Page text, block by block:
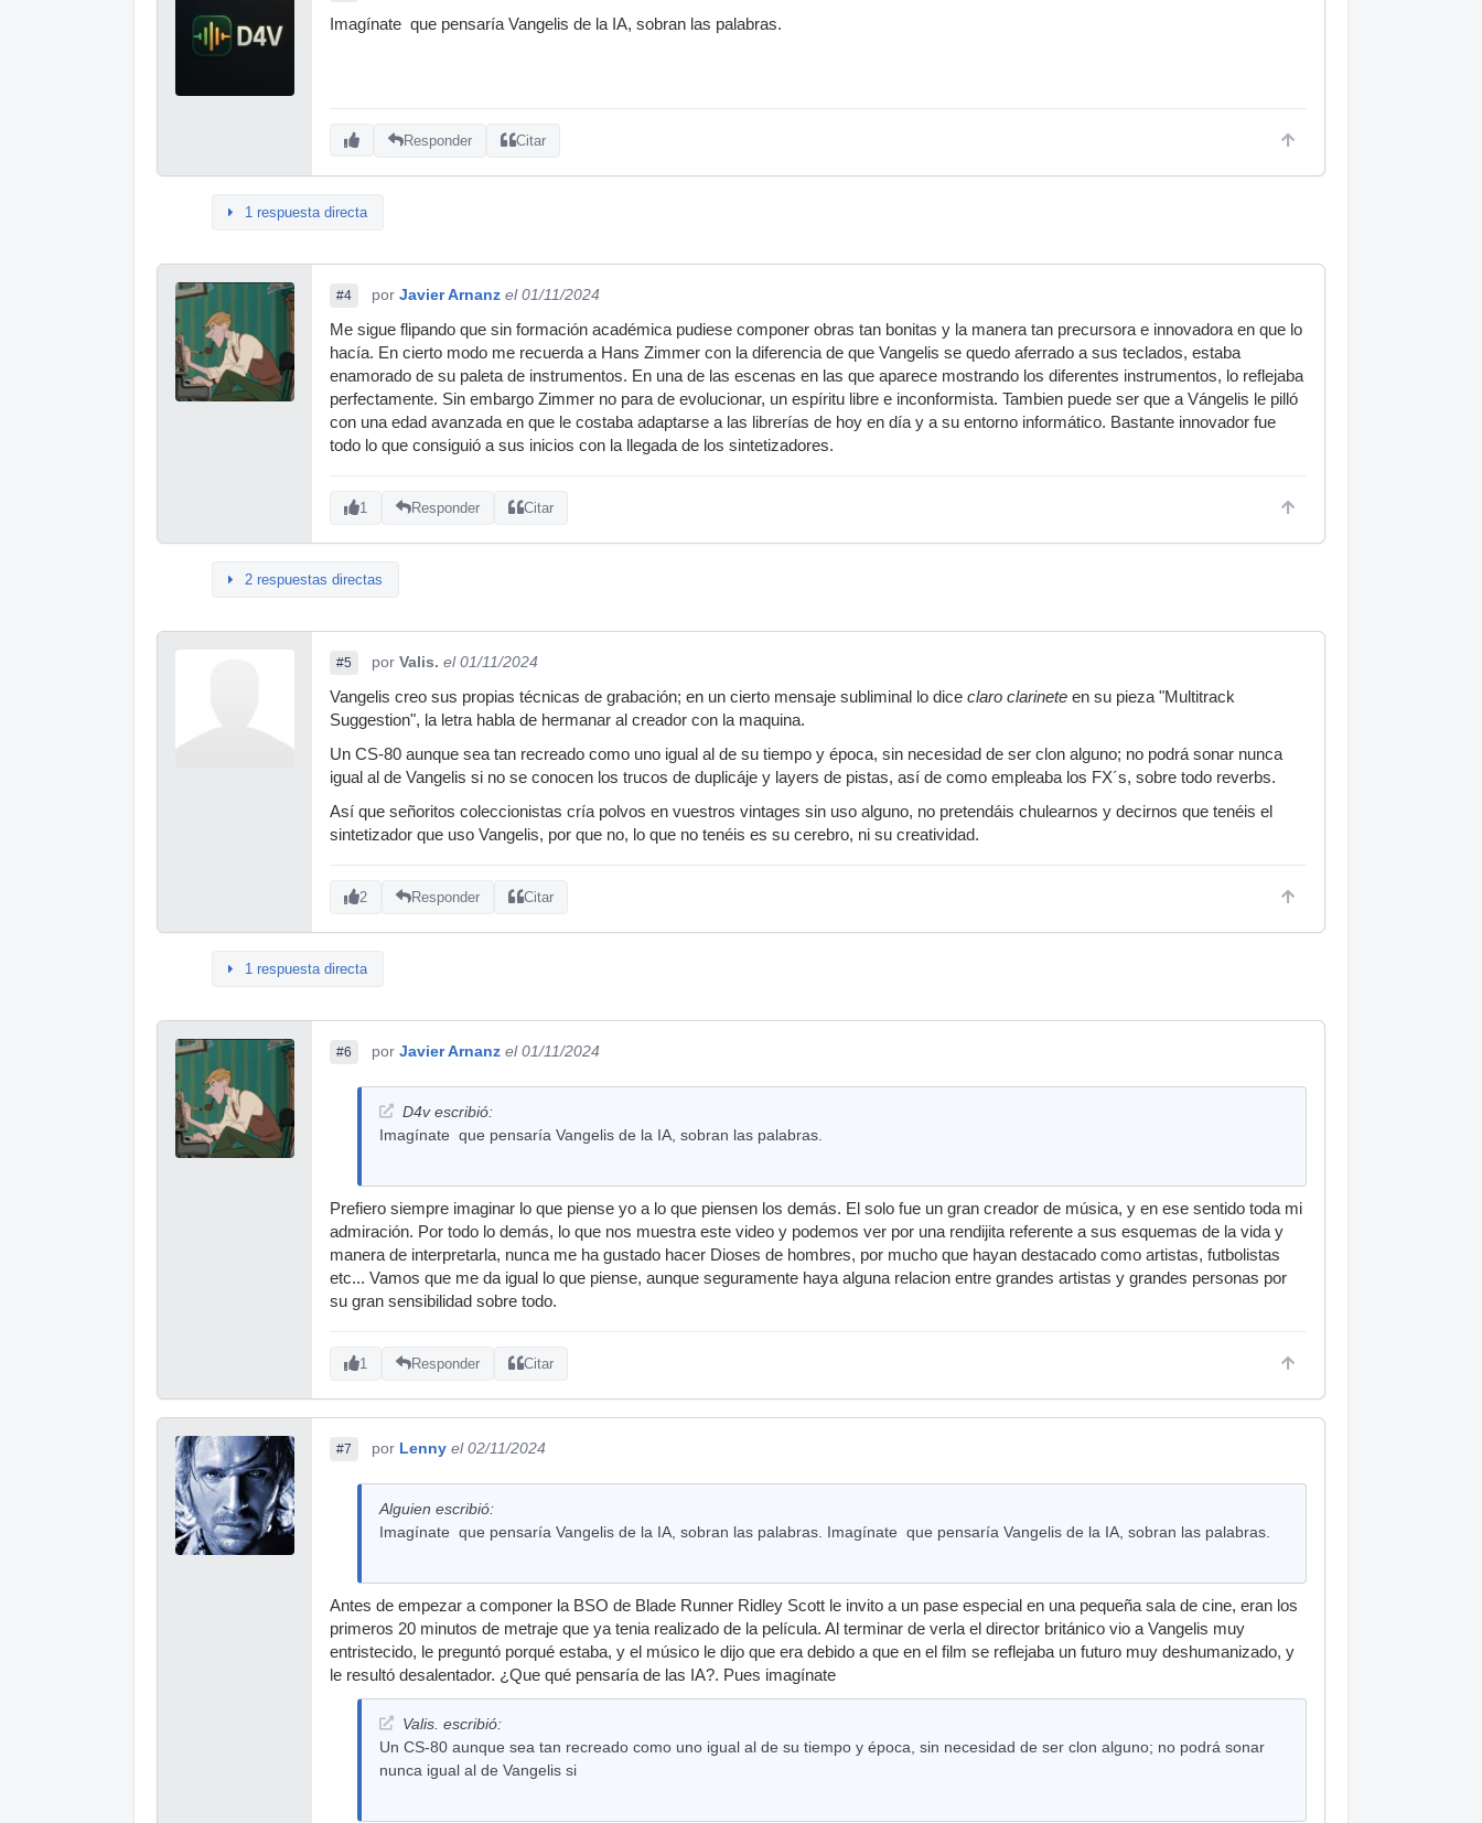
Imagínate que pensaría Vangelis de la IA, sobran las palabras.
Responder Citar
1 respuesta directa
#4 por Javier Arnanz el 01/11/2024
Me sigue flipando que sin formación académica pudiese componer obras tan bonitas y la manera tan precursora e innovadora en que lo
hacía. En cierto modo me recuerda a Hans Zimmer con la diferencia de que Vangelis se quedo aferrado a sus teclados, estaba
enamorado de su paleta de instrumentos. En una de las escenas en las que aparece mostrando los diferentes instrumentos, lo reflejaba
perfectamente. Sin embargo Zimmer no para de evolucionar, un espíritu libre e inconformista. Tambien puede ser que a Vángelis le pilló
con una edad avanzada en que le costaba adaptarse a las librerías de hoy en día y a su entorno informático. Bastante innovador fue
todo lo que consiguió a sus inicios con la llegada de los sintetizadores.
1 Responder Citar
2 respuestas directas
#5 por Valis. el 01/11/2024
Vangelis creo sus propias técnicas de grabación; en un cierto mensaje subliminal lo dice claro clarinete en su pieza "Multitrack
Suggestion", la letra habla de hermanar al creador con la maquina.
Un CS-80 aunque sea tan recreado como uno igual al de su tiempo y época, sin necesidad de ser clon alguno; no podrá sonar nunca
igual al de Vangelis si no se conocen los trucos de duplicáje y layers de pistas, así de como empleaba los FX´s, sobre todo reverbs.
Así que señoritos coleccionistas cría polvos en vuestros vintages sin uso alguno, no pretendáis chulearnos y decirnos que tenéis el
sintetizador que uso Vangelis, por que no, lo que no tenéis es su cerebro, ni su creatividad.
2 Responder Citar
1 respuesta directa
#6 por Javier Arnanz el 01/11/2024
D4v escribió:
Imagínate que pensaría Vangelis de la IA, sobran las palabras.
Prefiero siempre imaginar lo que piense yo a lo que piensen los demás. El solo fue un gran creador de música, y en ese sentido toda mi
admiración. Por todo lo demás, lo que nos muestra este video y podemos ver por una rendijita referente a sus esquemas de la vida y
manera de interpretarla, nunca me ha gustado hacer Dioses de hombres, por mucho que hayan destacado como artistas, futbolistas
etc... Vamos que me da igual lo que piense, aunque seguramente haya alguna relacion entre grandes artistas y grandes personas por
su gran sensibilidad sobre todo.
1 Responder Citar
#7 por Lenny el 02/11/2024
Alguien escribió:
Imagínate que pensaría Vangelis de la IA, sobran las palabras. Imagínate que pensaría Vangelis de la IA, sobran las palabras.
Antes de empezar a componer la BSO de Blade Runner Ridley Scott le invito a un pase especial en una pequeña sala de cine, eran los
primeros 20 minutos de metraje que ya tenia realizado de la película. Al terminar de verla el director británico vio a Vangelis muy
entristecido, le preguntó porqué estaba, y el músico le dijo que era debido a que en el film se reflejaba un futuro muy deshumanizado, y
le resultó desalentador. ¿Que qué pensaría de las IA?. Pues imagínate
Valis. escribió:
Un CS-80 aunque sea tan recreado como uno igual al de su tiempo y época, sin necesidad de ser clon alguno; no podrá sonar
nunca igual al de Vangelis si